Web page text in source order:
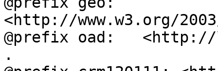
<http://www.w3.org/
@prefix oad:   <http://
.